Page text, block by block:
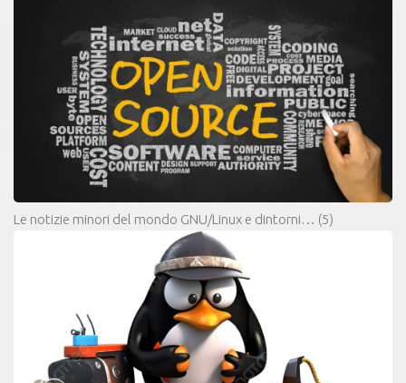
Le notizie minori del mondo GNU/Linux e dintorni… (5)